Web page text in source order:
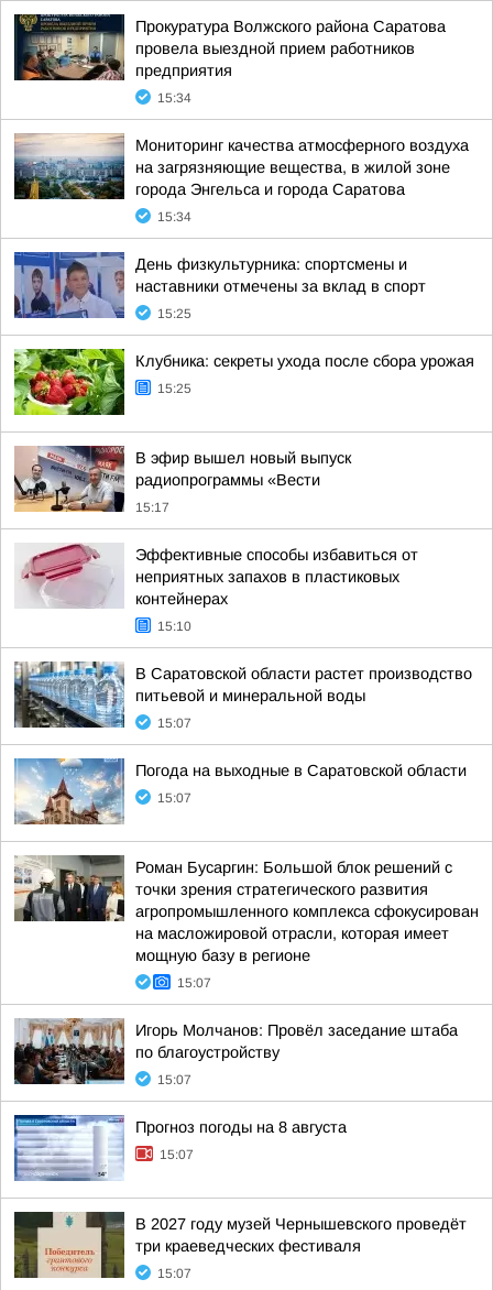
Прокуратура Волжского района Саратова
провела выездной прием работников
предприятия
15:34
Мониторинг качества атмосферного воздуха
на загрязняющие вещества, в жилой зоне
города Энгельса и города Саратова
15:34
День физкультурника: спортсмены и
наставники отмечены за вклад в спорт
15:25
Клубника: секреты ухода после сбора урожая
15:25
В эфир вышел новый выпуск
радиопрограммы «Вести
15:17
Эффективные способы избавиться от
неприятных запахов в пластиковых
контейнерах
15:10
В Саратовской области растет производство
питьевой и минеральной воды
15:07
Погода на выходные в Саратовской области
15:07
Роман Бусаргин: Большой блок решений с
точки зрения стратегического развития
агропромышленного комплекса сфокусирован
на масложировой отрасли, которая имеет
мощную базу в регионе
15:07
Игорь Молчанов: Провёл заседание штаба
по благоустройству
15:07
Прогноз погоды на 8 августа
15:07
В 2027 году музей Чернышевского проведёт
три краеведческих фестиваля
15:07